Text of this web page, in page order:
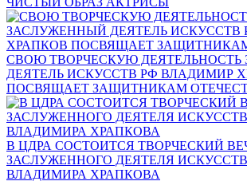
СВОЮ ТВОРЧЕСКУЮ
ДЕЯТЕЛЬ ИСКУССТВ РФ ВЛАДИМИР
ПОСВЯЩАЕТ ЗАЩИТНИКАМ
В ЦДРА СОСТОИТСЯ ТВОРЧЕСКИЙ
ЗАСЛУЖЕННОГО ДЕЯТЕЛЯ
ВЛАДИМИРА ХРАПКОВА